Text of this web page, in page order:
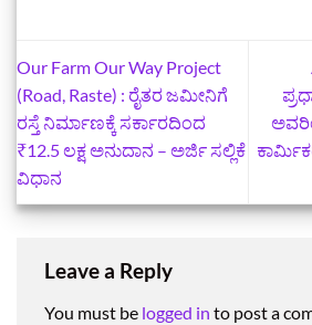
Our Farm Our Way Project
(Road, Raste) : ರೈತರ ಜಮೀನಿಗೆ
ರಸ್ತೆ ನಿರ್ಮಾಣಕ್ಕೆ ಸರ್ಕಾರದಿಂದ
₹12.5 ಲಕ್ಷ ಅನುದಾನ – ಅರ್ಜಿ ಸಲ್ಲಿಕೆ
ವಿಧಾನ
Leave a Reply
You must be logged in to post a